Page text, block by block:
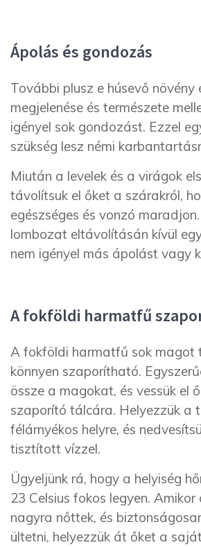
Ápolás és gondozás
További plusz e húsevő növény
megjelenése és természete
igényel sok gondozást. Ezzel
szükség lesz némi
Miután a levelek és a virágok
távolítsuk el őket a szárakról,
egészséges és vonzó
lombozat eltávolításán kívül
nem igényel más ápolást vagy
A fokföldi harmatfű
A fokföldi harmatfű sok magot
könnyen szaporítható.
össze a magokat, és vessük el
szaporító tálcára. Helyezzük a
félárnyékos helyre, és
tisztított vízzel.
Ügyeljünk rá, hogy a helyiség
23 Celsius fokos legyen.
nagyra nőttek, és
ültetni, helyezzük át őket a